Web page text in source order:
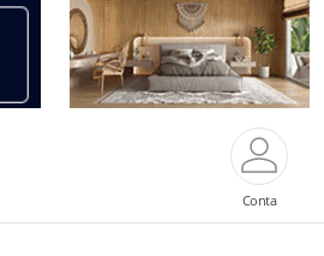
Conta